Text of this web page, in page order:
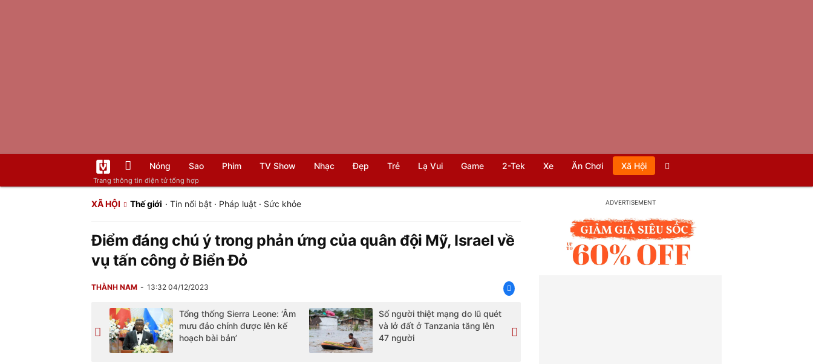
Trang thông tin điện tử tổng hợp
Nóng Sao Phim TV Show Nhạc Đẹp Trẻ Lạ Vui Game 2-Tek Xe Ăn Chơi Xã Hội
XÃ HỘI Thế giới · Tin nổi bật· Pháp luật· Sức khỏe
Điểm đáng chú ý trong phản ứng của quân đội Mỹ, Israel về
vụ tấn công ở Biển Đỏ
THÀNH NAM 13:32 04/12/2023
Tổng thống Sierra Leone: ‘Âm
mưu đảo chính được lên kế
hoạch bài bản’
Số người thiệt mạng do lũ quét
và lở đất ở Tanzania tăng lên
47 người